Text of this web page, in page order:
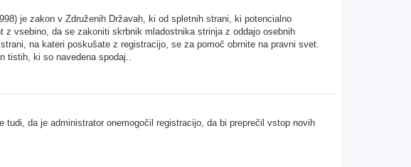
je zakon v Združenih Državah, ki od spletnih strani, ki potencialno
vsebino, da se zakoniti skrbnik mladostnika strinja z oddajo osebnih
na kateri poskušate z registracijo, se za pomoč obrnite na pravni svet.
tistih, ki so navedena spodaj..
da je administrator onemogočil registracijo, da bi preprečil vstop novih